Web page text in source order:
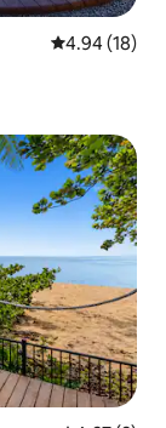
從 18 則評價
4.94 (18)